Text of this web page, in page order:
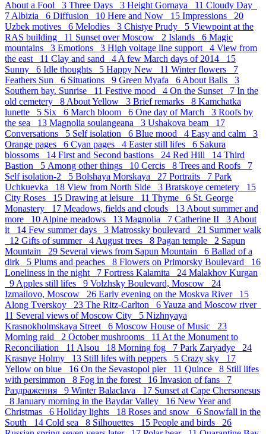
About a Fool 3 Three Days 3 Height Gornaya 11 Cloudy Day
7 Albizia 6 Diffusion 10 Here and Now 15 Impressions 20
Uzbek motives 6 Melodies 3 Chistye Prudy 5 Viewpoint at the
RAS building 11 Sunset over Moscow 2 Islands 6 Magic
mountains 3 Emotions 3 High voltage line support 4 View from
the east 11 Clay and sand 4 A few March days of 2014 15
Sunny 6 Idle thoughts 5 Happy New 11 Winter flowers 7
Feathers Sun 6 Situations 9 Green Myafa 6 About Balls 3
Southern bay. Sunrise 11 Festive mood 4 On the Sunset 7 In the
old cemetery 8 About Yellow 3 Brief remarks 8 Kamchatka
lunette 5 Six 6 March bloom 6 One day of March 3 Roofs by
the sea 13 Magnolia soulangeana 3 Ushakova beam 17
Conversations 5 Self isolation 6 Blue mood 4 Easy and calm 3
Orange pages 6 Cyan pages 4 Easter still lifes 6 Sakura
blossoms 14 First and Second bastions 24 Red Hill 14 Third
Bastion 5 Аmong other things 10 Cercis 8 Trees and Roofs 7
Self isolation-2 5 Bolshaya Morskaya 27 Portraits 7 Park
Uchkuevka 18 View from North Side 3 Bratskoye cemetery 15
City Roses 15 Drawing at leisure 11 Thyme 6 St. George
Monastery 17 Meadows, fields and clouds 13 About summer and
more 10 Alpine meadows 13 Magnolia 7 Catherine II 3 About
it 14 Few summer days 3 Matrossky boulevard 21 Summer walk
12 Gifts of summer 4 August trees 8 Pagan temple 2 Sapun
Mountain 29 Several views from Sapun Mountain 6 Ballad of a
dirk 5 Plums and peaches 8 Flowers on Primorsky Boulevard 16
Loneliness in the night 7 Fortress Kalamita 24 Malakhov Kurgan
9 Apples still lifes 9 Volzhsky Boulevard, Moscow 24
Izmailovo, Moscow 26 Early evening on the Moskva River 15
Along Tverskoy 23 The Ritz-Carlton 6Yauza and Moscow river
11 Several views of Moscow City 5 Nizhnyaya
Krasnokholmskaya Street 6 Moscow House of Music 23
Morning raid 2 October mushrooms 11 At the Monument to
Reconciliation 11 Alsou 18 Morning fog 7 Park Zaryadye 24
Krasnye Holmy 13 Still lifes with peppers 5 Crazy sky 17
Yellow on blue 16 On the Sevastopol pier 11 Quince 8 Still lifes
with persimmon 8 Fog in the forest 16 Invasion of fans 7
Раздражения 9 Winter Balaclava 17 Sunset at Cape Chersonesus
8 January morning in the Baydar Valley 16 New Year and
Christmas 6 Holiday lights 18 Roses and snow 6 Snowfall in the
South 14 Cold sea 8 Silhouettes 15 People and birds 26